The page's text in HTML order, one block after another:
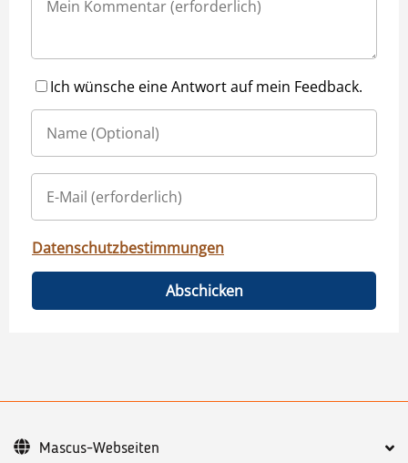
Ich wünsche eine Antwort auf mein Feedback.
Datenschutzbestimmungen
Abschicken
Mascus-Webseiten